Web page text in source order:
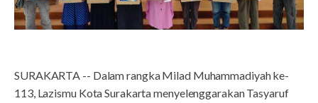
SURAKARTA -- Dalam rangka Milad Muhammadiyah ke-
113, Lazismu Kota Surakarta menyelenggarakan Tasyaruf